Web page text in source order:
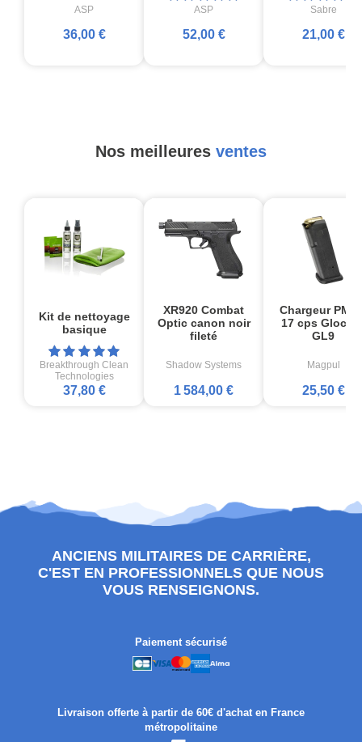
ASP
36,00 €
ASP
52,00 €
Sabre
21,00 €
Nos meilleures ventes
Kit de nettoyage
basique
Breakthrough Clean
Technologies
37,80 €
XR920 Combat
Optic canon noir
fileté
Shadow Systems
1 584,00 €
Chargeur
17 cps
GL9
Magpul
25,50 €
ANCIENS MILITAIRES DE CARRIÈRE,
C'EST EN PROFESSIONNELS QUE NOUS
VOUS RENSEIGNONS.
Paiement sécurisé
Livraison offerte à partir de 60€ d'achat en France
métropolitaine